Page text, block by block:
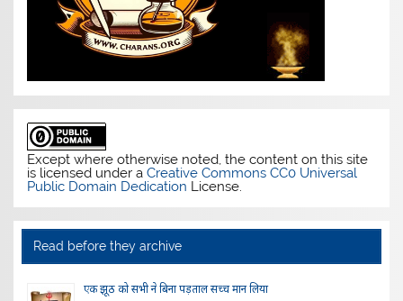
Except where otherwise noted, the content on this site
is licensed under aCreative Commons CC0 Universal
Public Domain Dedication License.
Read before they archive
एक झूठ को सभी ने बिना पड़ताल सच्च मान लिया